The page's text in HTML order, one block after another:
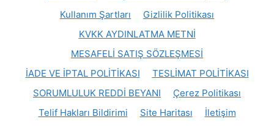
Kullanım Şartları
Gizlilik Politikası
KVKK AYDINLATMA METNİ
MESAFELİ SATIŞ SÖZLEŞMESİ
İADE VE İPTAL POLİTİKASI
TESLİMAT POLİTİKASI
SORUMLULUK REDDİ BEYANI
Çerez Politikası
Telif Hakları Bildirimi
Site Haritası İletişim